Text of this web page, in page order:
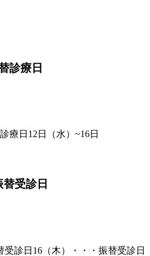
診療日
療日12日（水）~16日
受診日
診日16（木）・・・振替受診日